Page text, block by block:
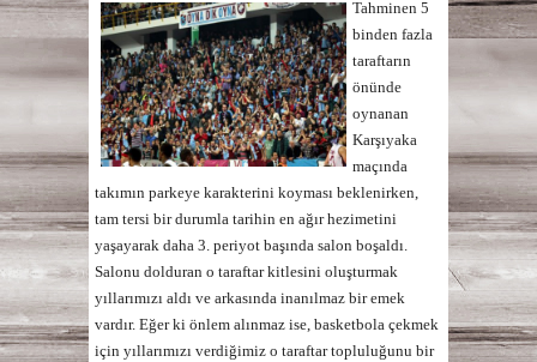
Tahminen 5
binden fazla
taraftarın
önünde
oynanan
Karşıyaka
maçında
takımın parkeye karakterini koyması beklenirken,
tam tersi bir durumla tarihin en ağır hezimetini
yaşayarak daha 3. periyot başında salon boşaldı.
Salonu dolduran o taraftar kitlesini oluşturmak
yıllarımızı aldı ve arkasında inanılmaz bir emek
vardır. Eğer ki önlem alınmaz ise, basketbola çekmek
için yıllarımızı verdiğimiz o taraftar topluluğunu bir